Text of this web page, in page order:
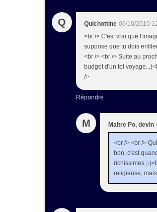
Q Quichottine 06/10/2010
<br /> C'est vrai que
suppose que tu dois
<br /> <br /> Suite au
budget d'un tel
/>
Répondre
M Maitre Po, devin
<br /> <br />
bon, c'est
richissimes ;-
religieuse,